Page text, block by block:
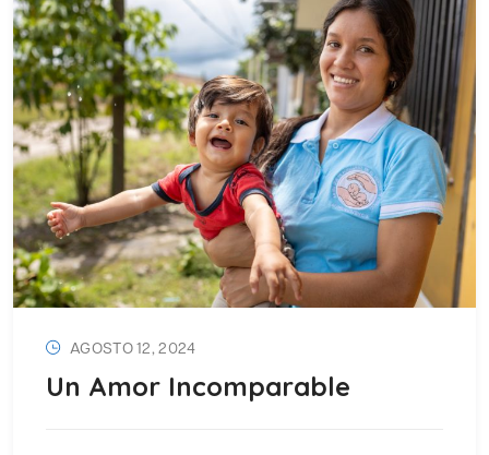
AGOSTO 12, 2024
Un Amor Incomparable